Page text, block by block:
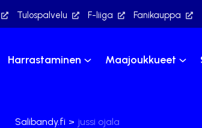
Tulospalvelu F-liiga Fanikauppa
Harrastaminen Maajoukkueet
Salibandy.fi > jussi ojala